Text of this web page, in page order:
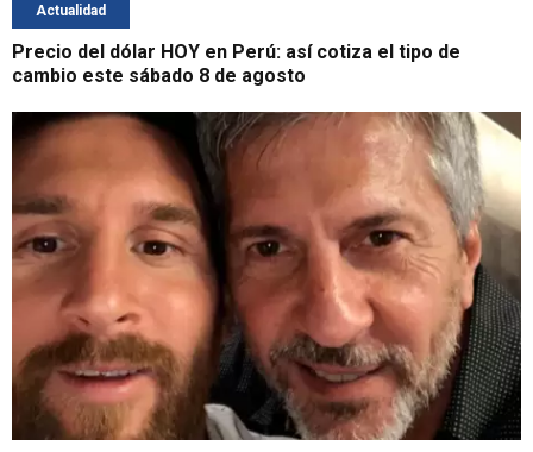
Actualidad
Precio del dólar HOY en Perú: así cotiza el tipo de
cambio este sábado 8 de agosto